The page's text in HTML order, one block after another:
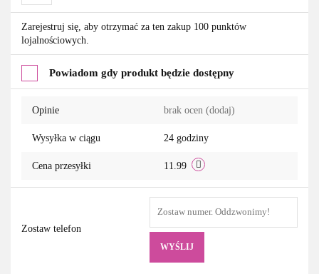
Do
Zarejestruj się, aby otrzymać za ten zakup 100 punktów
lojalnościowych.
Powiadom gdy produkt będzie dostępny
Opinie brak ocen (dodaj)
Wysyłka w ciągu 24 godziny
Cena przesyłki 11.99
Zostaw telefon
WYŚLIJ